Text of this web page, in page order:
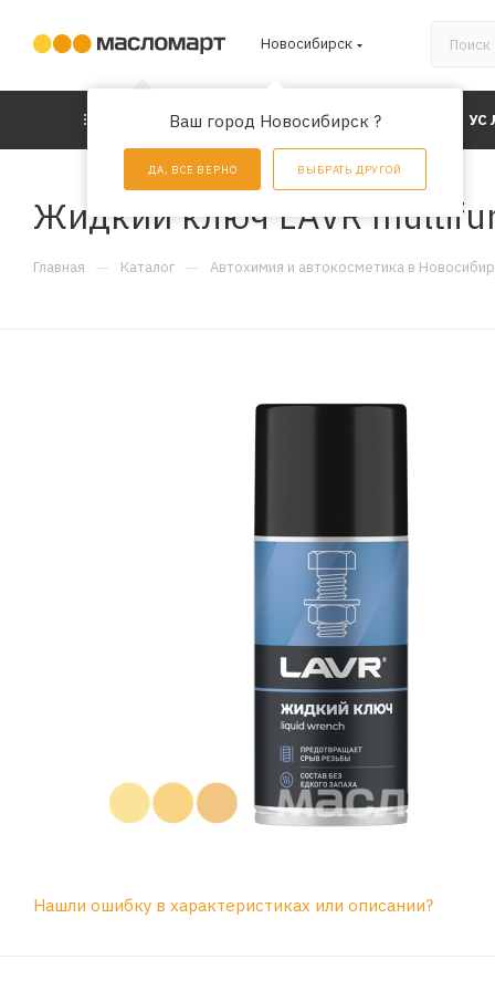
Новосибирск
Ваш город Новосибирск ?
ДА, ВСЕ ВЕРНО ВЫБРАТЬ ДРУГОЙ
КАТАЛОГ АКЦИИ
Жидкий ключ LAVR
Главная — Каталог — Автохимия и автокосметика в
Нашли ошибку в характеристиках или описании?